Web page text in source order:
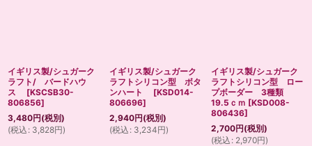
イギリス製/シュガーク
ラフト/ バードハウ
ス
[KSCSB30-
806856]
3,480円(税別)
(税込 : 3,828円)
イギリス製/シュガーク
ラフトシリコン型 ボタ
ンハート
[KSD014-
806696]
2,940円(税別)
(税込 : 3,234円)
イギリス製/シュガーク
ラフトシリコン型 ロー
プボーダー 3種類
19.5ｃｍ [KSD008-
806436]
2,700円(税別)
(税込 : 2,970円)